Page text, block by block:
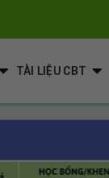
TÀI LIỆU CBT